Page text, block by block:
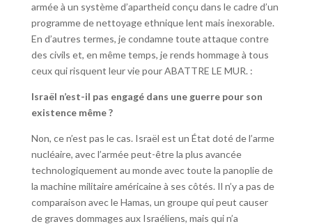
armée à un système d’apartheid conçu dans le cadre d’un
programme de nettoyage ethnique lent mais inexorable.
En d’autres termes, je condamne toute attaque contre
des civils et, en même temps, je rends hommage à tous
ceux qui risquent leur vie pour ABATTRE LE MUR. :
Israël n’est-il pas engagé dans une guerre pour son
existence même ?
Non, ce n’est pas le cas. Israël est un État doté de l’arme
nucléaire, avec l’armée peut-être la plus avancée
technologiquement au monde avec toute la panoplie de
la machine militaire américaine à ses côtés. Il n’y a pas de
comparaison avec le Hamas, un groupe qui peut causer
de graves dommages aux Israéliens, mais qui n’a